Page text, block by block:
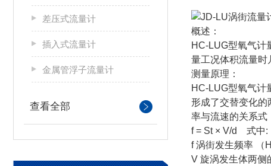
差压式流量计
插入式流量计
金属管浮子流量计
查看全部
概述：
HC-LUG型氧气计
量工况体积流量时
测量原理：
HC-LUG型氧气计
形成了交替变化的
率与流速的关系式
f = St × V/d 式中:
f 涡街发生频率 （
V 旋涡发生体两侧